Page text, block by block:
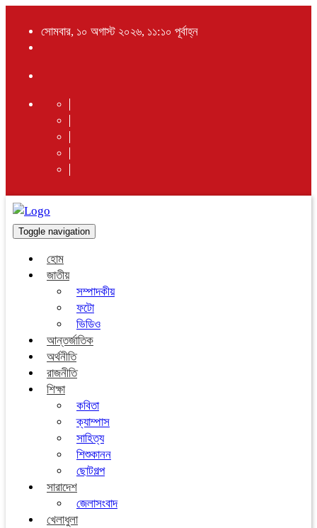
সোমবার, ১০ অগাস্ট ২০২৬, ১১:১০ পূর্বাহ্ন
Toggle navigation
হোম
জাতীয়
সম্পাদকীয়
ফটো
ভিডিও
আন্তর্জাতিক
অর্থনীতি
রাজনীতি
শিক্ষা
কবিতা
ক্যাম্পাস
সাহিত্য
শিশুকানন
ছোটগল্প
সারাদেশ
জেলাসংবাদ
খেলাধুলা